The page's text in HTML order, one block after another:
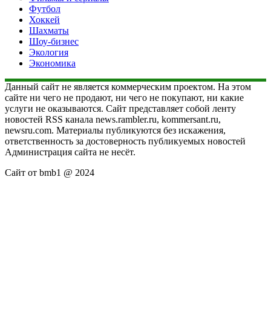
Футбол
Хоккей
Шахматы
Шоу-бизнес
Экология
Экономика
Данный сайт не является коммерческим проектом. На этом
сайте ни чего не продают, ни чего не покупают, ни какие
услуги не оказываются. Сайт представляет собой ленту
новостей RSS канала news.rambler.ru, kommersant.ru,
newsru.com. Материалы публикуются без искажения,
ответственность за достоверность публикуемых новостей
Администрация сайта не несёт.
Сайт от bmb1 @ 2024